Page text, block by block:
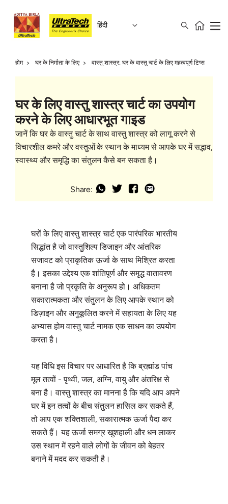
हिंदी
होम घर के निर्माता के लिए वास्तु शास्त्र: घर के वास्तु चार्ट के लिए महत्वपूर्ण टिप्स
घर के लिए वास्तु शास्त्र चार्ट का उपयोग
करने के लिए आधारभूत गाइड
जानें कि घर के वास्तु चार्ट के साथ वास्तु शास्त्र को लागू करने से
विचारशील कमरे और वस्तुओं के स्थान के माध्यम से आपके घर में सद्भाव,
स्वास्थ्य और समृद्धि का संतुलन कैसे बन सकता है।
Share:
घरों के लिए वास्तु शास्त्र चार्ट एक पारंपरिक भारतीय
सिद्धांत है जो वास्तुशिल्प डिजाइन और आंतरिक
सजावट को प्राकृतिक ऊर्जा के साथ मिश्रित करता
है। इसका उद्देश्य एक शांतिपूर्ण और समृद्ध वातावरण
बनाना है जो प्रकृति के अनुरूप हो। अधिकतम
सकारात्मकता और संतुलन के लिए आपके स्थान को
डिज़ाइन और अनुकूलित करने में सहायता के लिए यह
अभ्यास होम वास्तु चार्ट नामक एक साधन का उपयोग
करता है।
यह विधि इस विचार पर आधारित है कि ब्रह्मांड पांच
मूल तत्वों - पृथ्वी, जल, अग्नि, वायु और अंतरिक्ष से
बना है। वास्तु शास्त्र का मानना ​​है कि यदि आप अपने
घर में इन तत्वों के बीच संतुलन हासिल कर सकते हैं,
तो आप एक शक्तिशाली, सकारात्मक ऊर्जा पैदा कर
सकते हैं। यह ऊर्जा समग्र खुशहाली और धन लाकर
उस स्‍थान में रहने वाले लोगों के जीवन को बेहतर
बनाने में मदद कर सकती है।